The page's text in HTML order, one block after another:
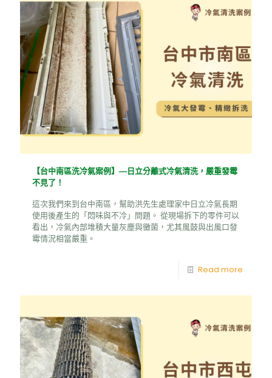
【台中南區洗冷氣案例】—日立分離式冷氣清洗，嚴重發霉
不見了！
這次我們來到台中南區，幫助洪先生處理家中日立冷氣長期
使用後產生的「悶味與不冷」問題。 從現場拆下的零件可以
看出，冷氣內部堆積大量灰塵與黴菌，尤其風鼓與出風口發
霉情況相當嚴重。
Read more